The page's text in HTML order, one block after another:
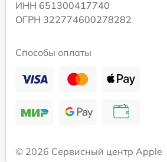
ИНН 651300417740
ОГРН 322774600278282
Способы оплаты
© 2026 Сервисный центр Apple